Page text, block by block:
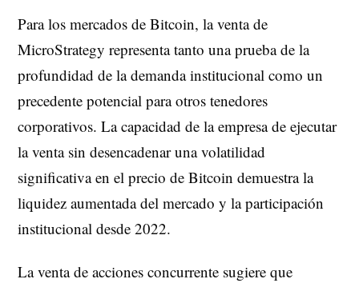
Para los mercados de Bitcoin, la venta de
MicroStrategy representa tanto una prueba de la
profundidad de la demanda institucional como un
precedente potencial para otros tenedores
corporativos. La capacidad de la empresa de ejecutar
la venta sin desencadenar una volatilidad
significativa en el precio de Bitcoin demuestra la
liquidez aumentada del mercado y la participación
institucional desde 2022.
La venta de acciones concurrente sugiere que